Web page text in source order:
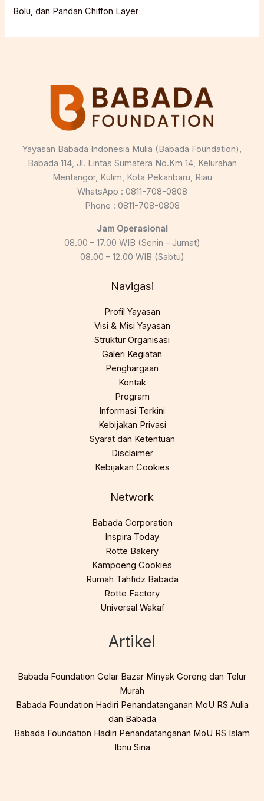
Bolu, dan Pandan Chiffon Layer
Yayasan Babada Indonesia Mulia (Babada Foundation),
Babada 114, Jl. Lintas Sumatera No.Km 14, Kelurahan
Mentangor, Kulim, Kota Pekanbaru, Riau
WhatsApp : 0811-708-0808
Phone : 0811-708-0808
Jam Operasional
08.00 – 17.00 WIB (Senin – Jumat)
08.00 – 12.00 WIB (Sabtu)
Navigasi
Profil Yayasan
Visi & Misi Yayasan
Struktur Organisasi
Galeri Kegiatan
Penghargaan
Kontak
Program
Informasi Terkini
Kebijakan Privasi
Syarat dan Ketentuan
Disclaimer
Kebijakan Cookies
Network
Babada Corporation
Inspira Today
Rotte Bakery
Kampoeng Cookies
Rumah Tahfidz Babada
Rotte Factory
Universal Wakaf
Artikel
Babada Foundation Gelar Bazar Minyak Goreng dan Telur
Murah
Babada Foundation Hadiri Penandatanganan MoU RS Aulia
dan Babada
Babada Foundation Hadiri Penandatanganan MoU RS Islam
Ibnu Sina